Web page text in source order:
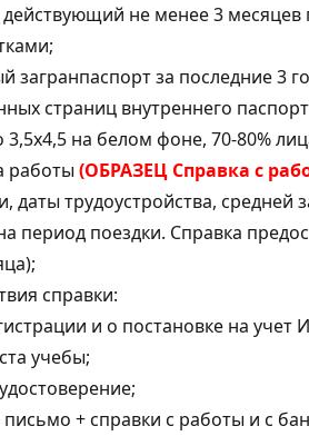
действующий не менее 3
загранпаспорт за последние 3
страниц внутреннего
на белом фоне, 70-80%
работы (ОБРАЗЕЦ Справка с
даты трудоустройства, средней
период поездки. Справка
справки:
и о постановке на учет
учебы;
+ справки с работы и с